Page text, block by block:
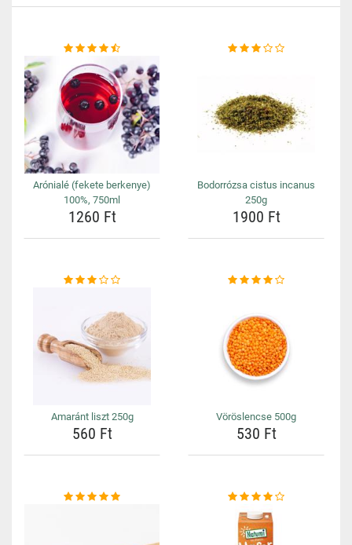
Arónialé (fekete berkenye)
100%, 750ml
1260 Ft
Bodorrózsa cistus incanus
250g
1900 Ft
Amaránt liszt 250g
560 Ft
Vöröslencse 500g
530 Ft